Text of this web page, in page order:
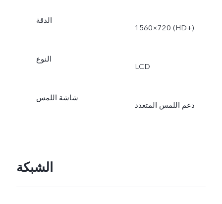
الدقة
1560×720 (HD+‎)
النوع
LCD
شاشة اللمس
دعم اللمس المتعدد
الشبكة